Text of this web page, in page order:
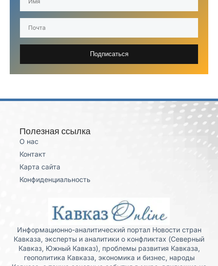
Подписаться
Полезная ссылка
О нас
Контакт
Карта сайта
Конфиденциальность
Информационно-аналитический портал Новости стран
Кавказа, эксперты и аналитики о конфликтах (Северный
Кавказ, Южный Кавказ), проблемы развития Кавказа,
геополитика Кавказа, экономика и бизнес, народы